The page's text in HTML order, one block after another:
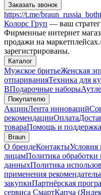
Заказать звонок
https://t.me/braun_russia_bot
Колорс Груп — ваш
Фирменные интернет
продажи на
зарегистрированы.
Каталог
Мужское бритьеЖенская
отпариванияТехника для
BПодарочные наборы
Покупателю
АкцииЛента инноваций
рекомендацииОплата
товараПомощь и поддержка
Braun
О брендеКонтактыУсловия
лицамПолитика
данныхПолитика
применения
закупкиПартнёрская
сервиса СмартКапча